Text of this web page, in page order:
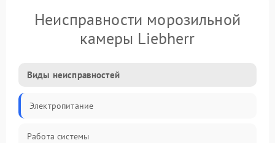
Неисправности морозильной
камеры Liebherr
Виды неисправностей
Электропитание
Работа системы